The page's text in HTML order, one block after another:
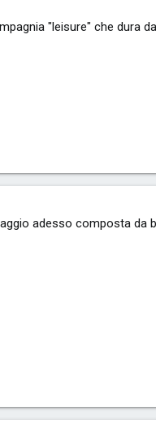
"leisure" che dura
adesso composta da